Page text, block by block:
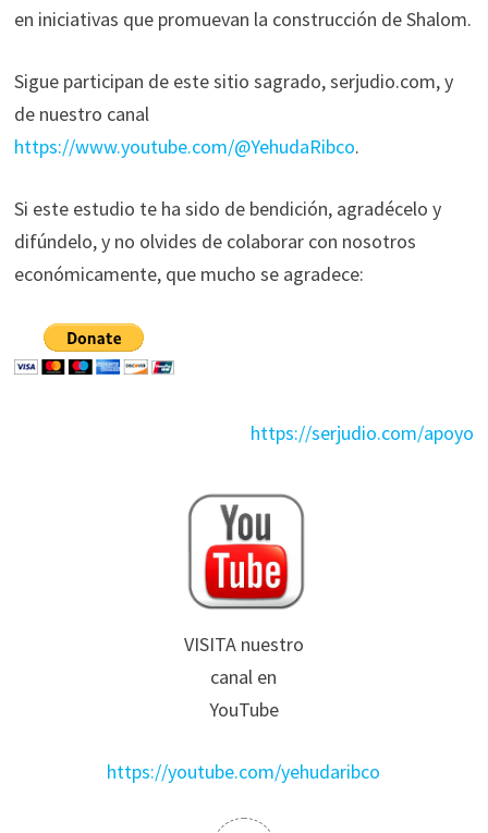
en iniciativas que promuevan la construcción de Shalom.
Sigue participan de este sitio sagrado, serjudio.com, y
de nuestro canal
https://www.youtube.com/@YehudaRibco.
Si este estudio te ha sido de bendición, agradécelo y
difúndelo, y no olvides de colaborar con nosotros
económicamente, que mucho se agradece:
https://serjudio.com/apoyo
VISITA nuestro
canal en
YouTube
https://youtube.com/yehudaribco